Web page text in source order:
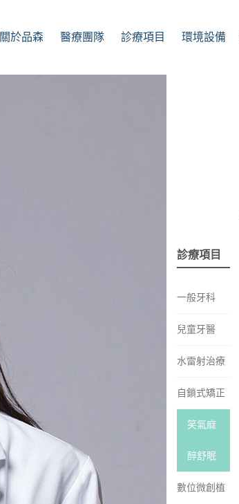
關於品森 醫療團隊 診療項目 環境設備
診療項目
一般牙科
兒童牙醫
水雷射治療
自鎖式矯正
笑氣麻
醉舒眠
數位微創植